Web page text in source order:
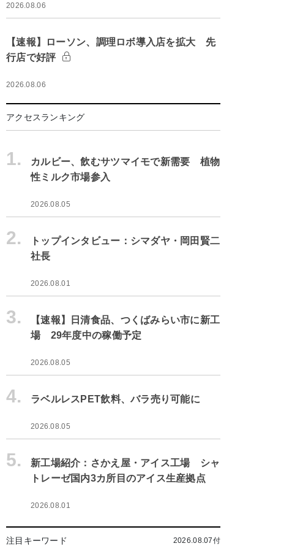
2026.08.06
【速報】ローソン、調理ロボ導入店を拡大 先
行店で好評
2026.08.06
アクセスランキング
1.
カルビー、飲むサツマイモで新需要 植物
性ミルク市場参入
2026.08.05
2.
トップインタビュー：シマダヤ・岡田賢二
社長
2026.08.01
3.
【速報】日清食品、つくばみらい市に新工
場 29年度中の稼働予定
2026.08.05
4. ラベルレスPET飲料、バラ売り可能に
2026.08.05
5.
新工場紹介：さかえ屋・アイス工場 シャ
トレーゼ国内3カ所目のアイス生産拠点
2026.08.01
注目キーワード 2026.08.07付